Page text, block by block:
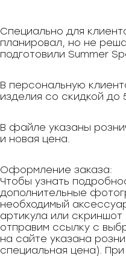
Специально для
планировал, но не
подготовили Summer
В персональную
изделия со скидкой до
В файле указаны
и новая цена.
Оформление заказа:
Чтобы узнать
дополнительные
необходимый
артикула или
отправим ссылку с
на сайте указана
специальная цена).